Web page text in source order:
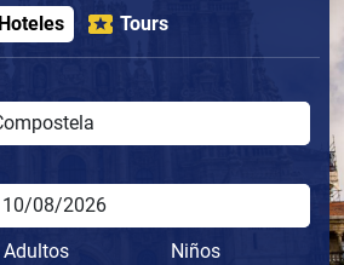
Hoteles Tours
Adultos Niños